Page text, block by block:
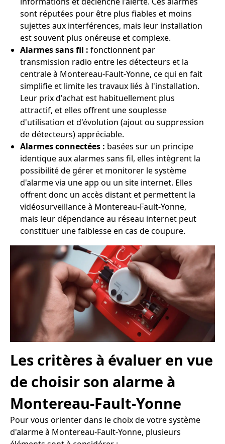
sont réputées pour être plus fiables et moins
sujettes aux interférences, mais leur installation
est souvent plus onéreuse et complexe.
Alarmes sans fil : fonctionnent par
transmission radio entre les détecteurs et la
centrale à Montereau-Fault-Yonne, ce qui en fait
simplifie et limite les travaux liés à l'installation.
Leur prix d'achat est habituellement plus
attractif, et elles offrent une souplesse
d'utilisation et d'évolution (ajout ou suppression
de détecteurs) appréciable.
Alarmes connectées : basées sur un principe
identique aux alarmes sans fil, elles intègrent la
possibilité de gérer et monitorer le système
d'alarme via une app ou un site internet. Elles
offrent donc un accès distant et permettent la
vidéosurveillance à Montereau-Fault-Yonne,
mais leur dépendance au réseau internet peut
constituer une faiblesse en cas de coupure.
Les critères à évaluer en vue
de choisir son alarme à
Montereau-Fault-Yonne
Pour vous orienter dans le choix de votre système
d'alarme à Montereau-Fault-Yonne, plusieurs